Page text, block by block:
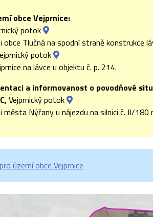
obce Vejprnice:
potok
Tlučná na spodní straně konstrukce
potok
na lávce u objektu č. p. 214.
a informovanost o povodňové
Vejprnický potok
Nýřany u nájezdu na silnici č. II/180
území obce Vejprnice